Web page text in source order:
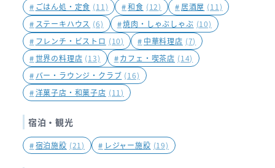
# ごはん処・定食 (11) #和食 (12) # 居酒屋 (11)
# ステーキハウス (6) #焼肉・しゃぶしゃぶ (10)
# フレンチ・ビストロ (10) # 中華料理店 (7)
#世界の料理店 (13) #カフェ・喫茶店 (14)
# バー・ラウンジ・クラブ (16)
#洋菓子店・和菓子店 (11)
宿泊・観光
#宿泊施設 (21) # レジャー施設 (19)